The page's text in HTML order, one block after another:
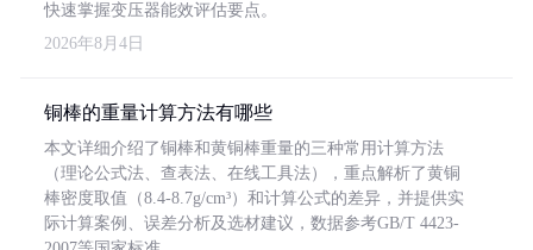
快速掌握变压器能效评估要点。
2026年8月4日
铜棒的重量计算方法有哪些
本文详细介绍了铜棒和黄铜棒重量的三种常用计算方法
（理论公式法、查表法、在线工具法），重点解析了黄铜
棒密度取值（8.4-8.7g/cm³）和计算公式的差异，并提供实
际计算案例、误差分析及选材建议，数据参考GB/T 4423-